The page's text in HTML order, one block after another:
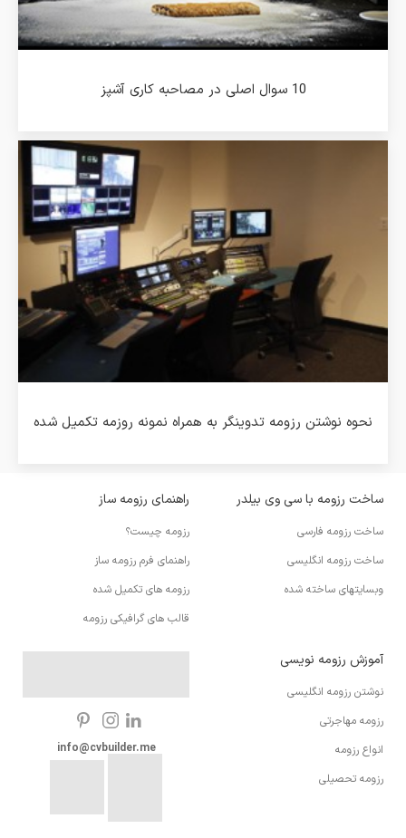
10 سوال اصلی در مصاحبه کاری آشپز
نحوه نوشتن رزومه تدوینگر به همراه نمونه روزمه تکمیل شده
ساخت رزومه با سی وی بیلدر
ساخت رزومه فارسی
ساخت رزومه انگلیسی
وبسایتهای ساخته شده
راهنمای رزومه ساز
رزومه چیست؟
راهنمای فرم رزومه ساز
رزومه های تکمیل شده
قالب های گرافیکی رزومه
آموزش رزومه نویسی
نوشتن رزومه انگلیسی
رزومه مهاجرتی
انواع رزومه
رزومه تحصیلی
info@cvbuilder.me